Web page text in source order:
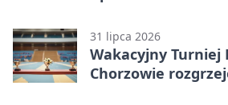
31 lipca 2026
Wakacyjny Turniej
Chorzowie